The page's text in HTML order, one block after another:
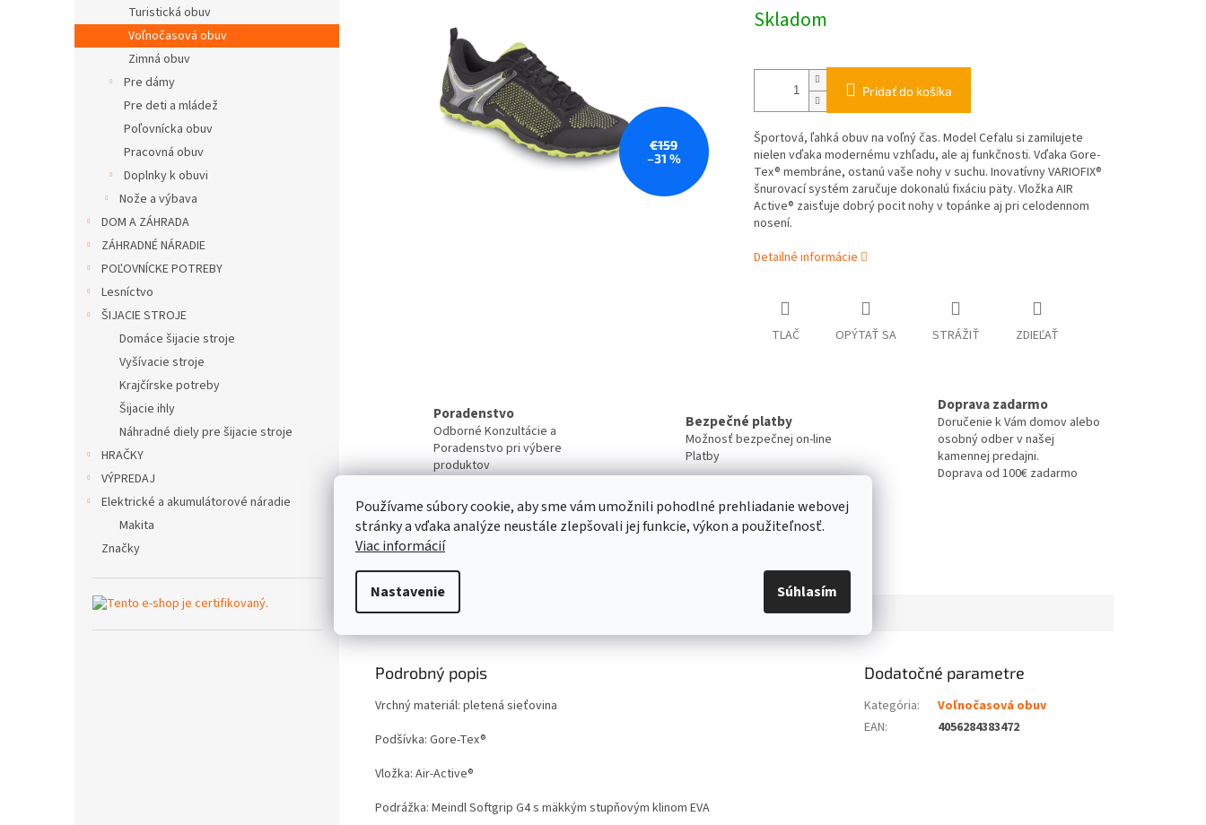
Používame súbory cookie, aby sme vám umožnili pohodlné prehliadanie webovej
stránky a vďaka analýze neustále zlepšovali jej funkcie, výkon a použiteľnosť.
Viac informácií
Nastavenie Súhlasím
Turistická obuv
Voľnočasová obuv
Zimná obuv
Pre dámy
Pre deti a mládež
Poľovnícka obuv
Pracovná obuv
Doplnky k obuvi
Nože a výbava
DOM A ZÁHRADA
ZÁHRADNÉ NÁRADIE
POĽOVNÍCKE POTREBY
Lesníctvo
ŠIJACIE STROJE
Domáce šijacie stroje
Vyšívacie stroje
Krajčírske potreby
Šijacie ihly
Náhradné diely pre šijacie stroje
HRAČKY
VÝPREDAJ
Elektrické a akumulátorové náradie
Makita
Značky
€159
–31 %
cena:
Skladom
Pridať do košíka
Športová, ľahká obuv na voľný čas. Model Cefalu si zamilujete
nielen vďaka modernému vzhľadu, ale aj funkčnosti. Vďaka Gore-
Tex® membráne, ostanú vaše nohy v suchu. Inovatívny VARIOFIX®
šnurovací systém zaručuje dokonalú fixáciu päty. Vložka AIR
Active® zaisťuje dobrý pocit nohy v topánke aj pri celodennom
nosení.
Detailné informácie
TLAČ OPÝTAŤ SA STRÁŽIŤ ZDIEĽAŤ
Poradenstvo
Odborné Konzultácie a
Poradenstvo pri výbere
produktov
Bezpečné platby
Možnosť bezpečnej on-line
Platby
Doprava zadarmo
Doručenie k Vám domov alebo
osobný odber v našej
kamennej predajni.
Doprava od 100€ zadarmo
Servis
Kvalitný záručný aj pozáručný servis
Viac o našich servisných službách ....
Popis Diskusia
Podrobný popis
Vrchný materiál: pletená sieťovina
Podšívka: Gore-Tex®
Vložka: Air-Active®
Podrážka: Meindl Softgrip G4 s mäkkým stupňovým klinom EVA
Dodatočné parametre
Kategória:
Voľnočasová obuv
EAN: 4056284383472